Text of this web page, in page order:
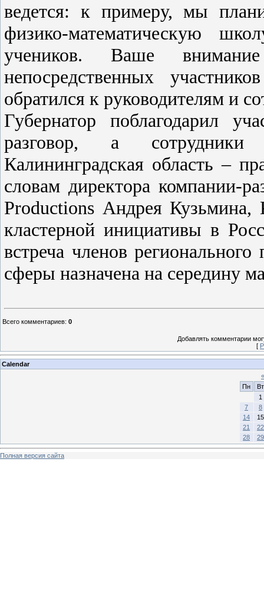
ведется: к примеру, мы
физико-математическую
учеников. Ваше
непосредственных
обратился к руководителям и
Губернатор поблагодарил
разговор, а
Калининградская область –
словам директора компании-
Productions Андрея Кузьмина,
кластерной инициативы в
встреча членов
сферы назначена на середину
Всего комментариев: 0
Добавлять комментарии
[
Calendar
«
Пн
Вт
1
7
8
14
15
21
22
28
29
Полная версия сайта